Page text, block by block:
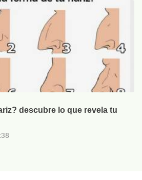
descubre lo que revela tu